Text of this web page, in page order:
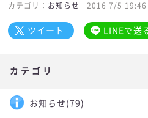
カテゴリ： お知らせ | 2016 7/5 19:46
ツイート LINEで送
カテゴリ
お知らせ (79)